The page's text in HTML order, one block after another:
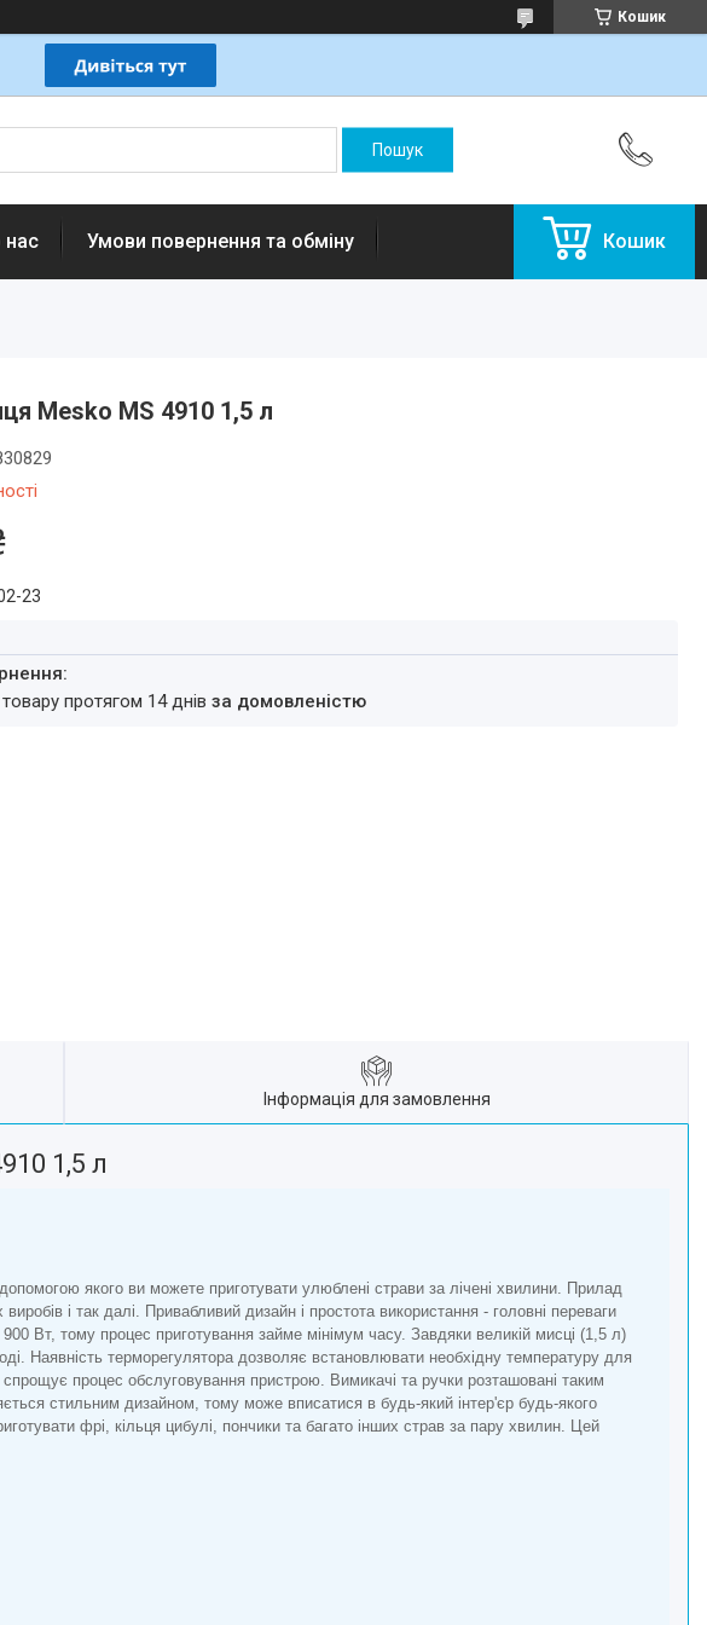
Кошик
нас Умови повернення та обміну Кошик
Mesko MS 4910 1,5 л
23
товару протягом 14 днів за домовленістю
Інформація для замовлення
1,5 л
якого ви можете приготувати улюблені страви за лічені хвилини. Прилад
і так далі. Привабливий дизайн і простота використання - головні переваги
Вт, тому процес приготування займе мінімум часу. Завдяки великій мисці (1,5 л)
Наявність терморегулятора дозволяє встановлювати необхідну температуру для
процес обслуговування пристрою. Вимикачі та ручки розташовані таким
стильним дизайном, тому може вписатися в будь-який інтер'єр будь-якого
фрі, кільця цибулі, пончики та багато інших страв за пару хвилин. Цей